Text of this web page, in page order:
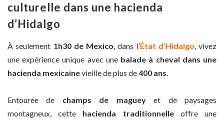
culturelle dans une hacienda
d’Hidalgo
À seulement 1h30 de Mexico, dans l’État d’Hidalgo, vivez
une expérience unique avec une balade à cheval dans une
hacienda mexicainevieille de plus de400 ans.
Entourée de champs de magueyet de paysages
montagneux, cette hacienda traditionnelleoffre une